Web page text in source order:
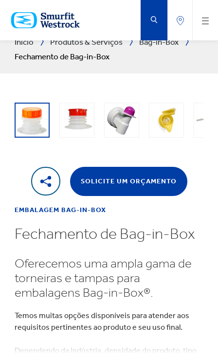
PARA
O
CONTEÚDO
Início Produtos & Serviços
Bag-in-Box
Fechamento de Bag-in-Box
SOLICITE UM ORÇAMENTO
EMBALAGEM BAG-IN-BOX
Fechamento de Bag-in-Box
Oferecemos uma ampla gama de
torneiras e tampas para
embalagens Bag-in-Box®.
Temos muitas opções disponíveis para atender aos
requisitos pertinentes ao produto e seu uso final.
Dependendo da indústria, densidade do produto, tipo